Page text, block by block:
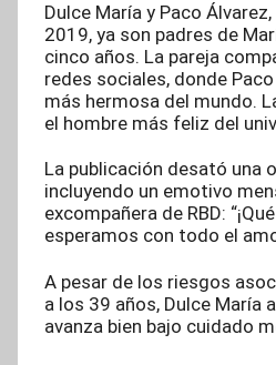
Dulce María y Paco
2019, ya son padres de
cinco años. La pareja
redes sociales, donde
más hermosa del mundo.
el hombre más feliz del
La publicación desató una
incluyendo un emotivo
excompañera de RBD:
esperamos con todo el
A pesar de los riesgos
a los 39 años, Dulce María
avanza bien bajo cuidado